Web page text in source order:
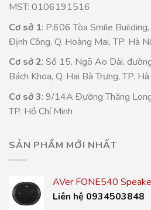
MST: 0106191516
Cơ sở 1: P.606 Tòa Smile
Định Công, Q. Hoàng Mai, TP. Hà
Cơ sở 2: Số 15, Ngõ Ao Dài,
Bách Khoa, Q. Hai Bà Trưng, TP.
Cơ sở 3: 9/14A Đường Thăng
TP. Hồ Chí Minh
SẢN PHẨM MỚI NHẤT
AVer FONE540
Liên hệ 0934503848